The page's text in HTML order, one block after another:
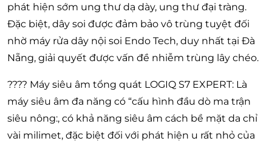
phát hiện sớm ung thư dạ dày, ung thư đại tràng.
Đặc biệt, dây soi được đảm bảo vô trùng tuyệt đối
nhờ máy rửa dây nội soi Endo Tech, duy nhất tại Đà
Nẵng, giải quyết được vấn đề nhiễm trùng lây chéo.
???? Máy siêu âm tổng quát LOGIQ S7 EXPERT: Là
máy siêu âm đa năng có “cấu hình đầu dò ma trận
siêu nông:, có khả năng siêu âm cách bề mặt da chỉ
vài milimet, đặc biệt đối với phát hiện u rất nhỏ của